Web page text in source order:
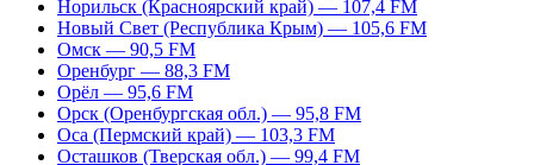
Норильск (Красноярский край) — 107,4 FM
Новый Свет (Республика Крым) — 105,6 FM
Омск — 90,5 FM
Оренбург — 88,3 FM
Орёл — 95,6 FM
Орск (Оренбургская обл.) — 95,8 FM
Оса (Пермский край) — 103,3 FM
Осташков (Тверская обл.) — 99,4 FM